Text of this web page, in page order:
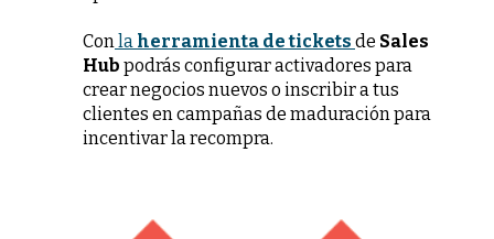
Conla herramienta de tickets de Sales
Hub podrás configurar activadores para
crear negocios nuevos o inscribir a tus
clientes en campañas de maduración para
incentivar la recompra.